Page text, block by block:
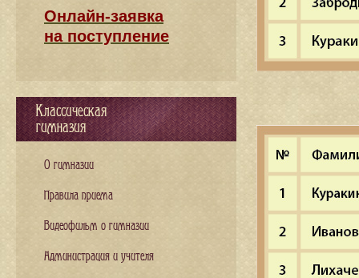
Онлайн-заявка
на поступление
Классическая
гимназия
О гимназии
Правила приема
Видеофильм о гимназии
Администрация и учителя